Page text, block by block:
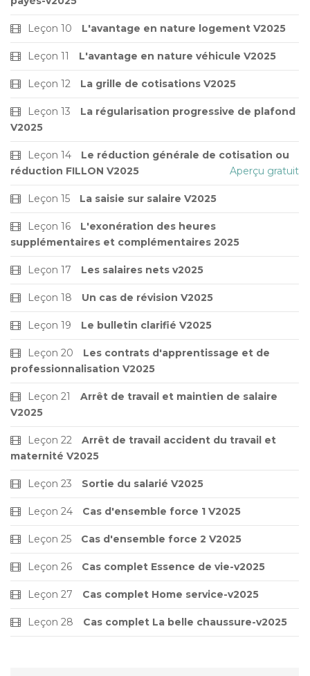
Leçon 10 L'avantage en nature logement V2025
Leçon 11 L'avantage en nature véhicule V2025
Leçon 12 La grille de cotisations V2025
Leçon 13
La régularisation progressive de plafond
V2025
Leçon 14
Le réduction générale de cotisation ou
réduction FILLON V2025
Aperçu gratuit
Leçon 15 La saisie sur salaire V2025
Leçon 16
L'exonération des heures
supplémentaires et complémentaires 2025
Leçon 17 Les salaires nets v2025
Leçon 18 Un cas de révision V2025
Leçon 19 Le bulletin clarifié V2025
Leçon 20
Les contrats d'apprentissage et de
professionnalisation V2025
Leçon 21
Arrêt de travail et maintien de salaire
V2025
Leçon 22
Arrêt de travail accident du travail et
maternité V2025
Leçon 23 Sortie du salarié V2025
Leçon 24 Cas d'ensemble force 1 V2025
Leçon 25 Cas d'ensemble force 2 V2025
Leçon 26 Cas complet Essence de vie-v2025
Leçon 27 Cas complet Home service-v2025
Leçon 28 Cas complet La belle chaussure-v2025